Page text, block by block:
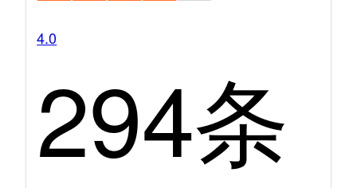
4.0
294条